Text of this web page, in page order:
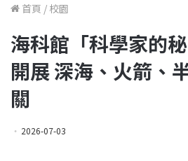
首頁 / 校園
海科館「科學家的
開展 深海、火箭、
關
2026-07-03